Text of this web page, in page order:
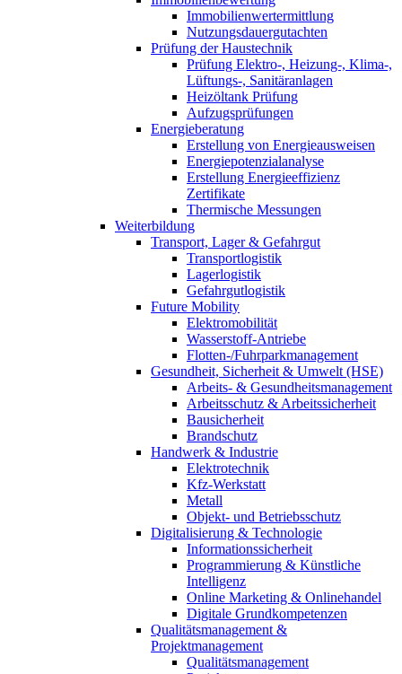
Immobilienwertermittlung
Nutzungsdauergutachten
Prüfung der Haustechnik
Prüfung Elektro-, Heizung-, Klima-,
Lüftungs-, Sanitäranlagen
Heizöltank Prüfung
Aufzugsprüfungen
Energieberatung
Erstellung von Energieausweisen
Energiepotenzialanalyse
Erstellung Energieeffizienz
Zertifikate
Thermische Messungen
Weiterbildung
Transport, Lager & Gefahrgut
Transportlogistik
Lagerlogistik
Gefahrgutlogistik
Future Mobility
Elektromobilität
Wasserstoff-Antriebe
Flotten-/Fuhrparkmanagement
Gesundheit, Sicherheit & Umwelt (HSE)
Arbeits- & Gesundheitsmanagement
Arbeitsschutz & Arbeitssicherheit
Bausicherheit
Brandschutz
Handwerk & Industrie
Elektrotechnik
Kfz-Werkstatt
Metall
Objekt- und Betriebsschutz
Digitalisierung & Technologie
Informationssicherheit
Programmierung & Künstliche
Intelligenz
Online Marketing & Onlinehandel
Digitale Grundkompetenzen
Qualitätsmanagement &
Projektmanagement
Qualitätsmanagement